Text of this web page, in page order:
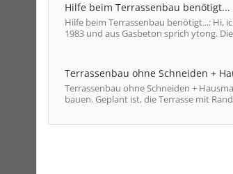
Hilfe beim Terrassenbau benötigt...
Hilfe beim Terrassenbau benötigt...: Hi,
1983 und aus Gasbeton sprich ytong.
Terrassenbau ohne Schneiden +
Terrassenbau ohne Schneiden +
bauen. Geplant ist, die Terrasse mit